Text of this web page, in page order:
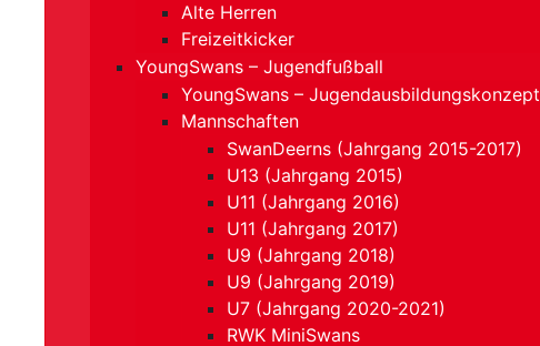
Alte Herren
Freizeitkicker
YoungSwans – Jugendfußball
YoungSwans – Jugendausbildungskonzept
Mannschaften
SwanDeerns (Jahrgang 2015-2017)
U13 (Jahrgang 2015)
U11 (Jahrgang 2016)
U11 (Jahrgang 2017)
U9 (Jahrgang 2018)
U9 (Jahrgang 2019)
U7 (Jahrgang 2020-2021)
RWK MiniSwans